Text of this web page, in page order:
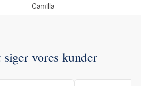
– Camilla
siger vores kunder